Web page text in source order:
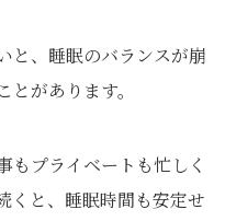
と、睡眠のバランスが崩
があります。
もプライベートも忙しく
くと、睡眠時間も安定せ